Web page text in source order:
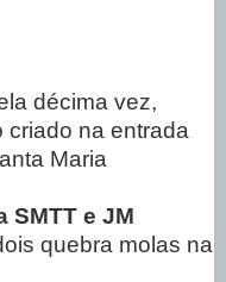
décima vez,
criado na entrada
Maria
SMTT e JM
quebra molas na